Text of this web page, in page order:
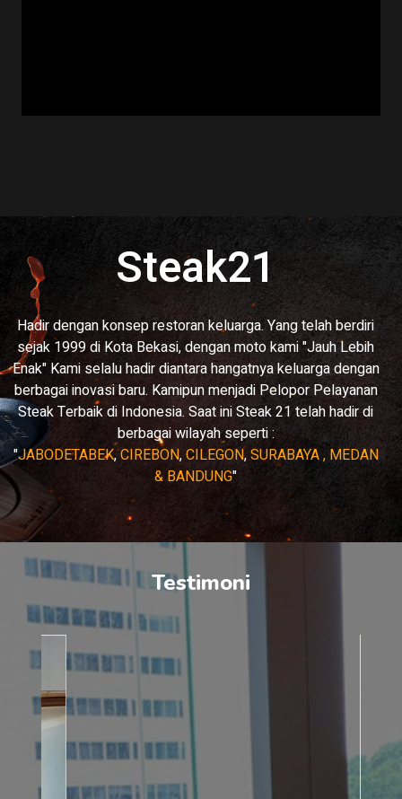
Steak21
Hadir dengan konsep restoran keluarga. Yang telah berdiri
sejak 1999 di Kota Bekasi, dengan moto kami "Jauh Lebih
Enak" Kami selalu hadir diantara hangatnya keluarga dengan
berbagai inovasi baru. Kamipun menjadi Pelopor Pelayanan
Steak Terbaik di Indonesia. Saat ini Steak 21 telah hadir di
berbagai wilayah seperti :
"JABODETABEK,CIREBON,CILEGON,SURABAYA , MEDAN
& BANDUNG"
Testimoni